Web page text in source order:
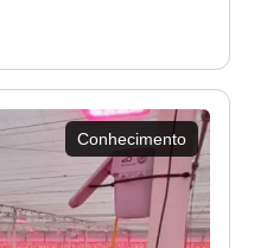
Conhecimento